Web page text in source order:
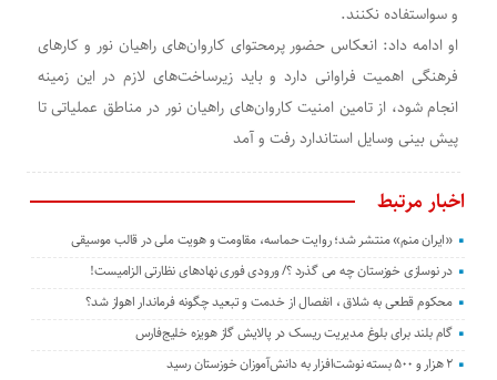
و سواستفاده نکنند.
او ادامه داد: انعکاس حضور پرمحتوای کاروان‌های راهیان نور و کار‌های
فرهنگی اهمیت فراوانی دارد و باید زیرساخت‌های لازم در این زمینه
انجام شود، از تامین امنیت کاروان‌های راهیان نور در مناطق عملیاتی تا
پیش بینی وسایل استاندارد رفت و آمد
اخبار مرتبط
«ایران منم» منتشر شد؛ روایت حماسه، مقاومت و هویت ملی در قالب موسیقی
در نوسازی خوزستان چه می گذرد ؟/ ورودی فوری نهادهای نظارتی الزامیست!
محکوم قطعی به شلاق ، انفصال از خدمت و تبعید چگونه فرماندار اهواز شد؟
گام بلند برای بلوغ مدیریت ریسک در پالایش گاز هویزه خلیج‌فارس
۲ هزار و ۵۰۰ بسته نوشت‌افزار به دانش‌آموزان خوزستان رسید